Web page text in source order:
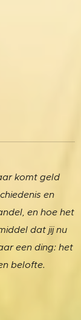
komt geld
en
en hoe het
dat jij nu
een ding: het
belofte.